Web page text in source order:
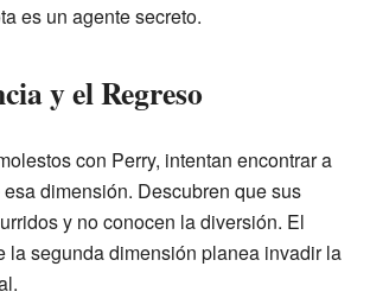
es un agente secreto.
y el Regreso
con Perry, intentan encontrar a
dimensión. Descubren que sus
y no conocen la diversión. El
la segunda dimensión planea invadir la